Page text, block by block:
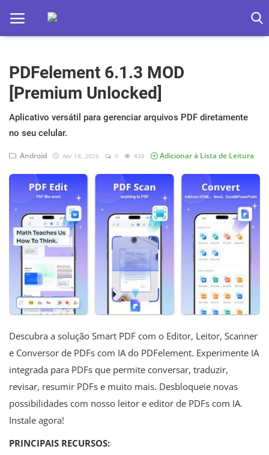
Home
Apps
Ebooks
Web
Música
Jogos hoje na TV
PDFelement 6.1.3 MOD
[Premium Unlocked]
Aplicativo versátil para gerenciar arquivos PDF diretamente
no seu celular.
Android Abr 18, 2026 0 438 Adicionar à Lista de Leitura
Descubra a solução Smart PDF com o Editor, Leitor, Scanner
e Conversor de PDFs com IA do PDFelement. Experimente IA
integrada para PDFs que permite conversar, traduzir,
revisar, resumir PDFs e muito mais. Desbloqueie novas
possibilidades com nosso leitor e editor de PDFs com IA.
Instale agora!
PRINCIPAIS RECURSOS: